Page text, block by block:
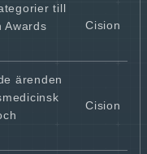
till
Awards
Cision
ärenden
Cision